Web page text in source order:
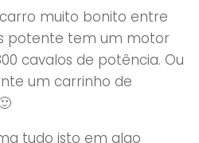
muito bonito entre
potente tem um motor
cavalos de potência. Ou
um carrinho de
tudo isto em algo